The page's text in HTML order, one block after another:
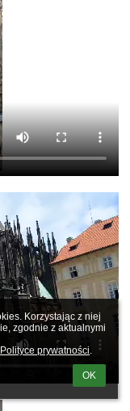
Korzystając z niej
zgodnie z aktualnymi
Polityce prywatności.
OK